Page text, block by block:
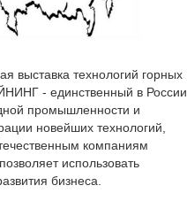
выставка технологий горных
- единственный в России
промышленности и
новейших технологий,
компаниям
использовать
бизнеса.